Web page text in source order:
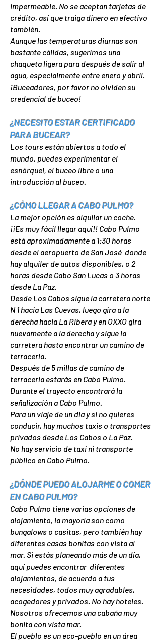
impermeable. No se aceptan tarjetas de
crédito, así que traiga dinero en efectivo
también.
Aunque las temperaturas diurnas son
bastante cálidas, sugerimos una
chaqueta ligera para después de salir al
agua, especialmente entre enero y abril.
¡Buceadores, por favor no olviden su
credencial de buceo!
¿NECESITO ESTAR CERTIFICADO
PARA BUCEAR?
Los tours están abiertos a todo el
mundo, puedes experimentar el
esnórquel, el buceo libre o una
introducción al buceo.
¿CÓMO LLEGAR A CABO PULMO?
La mejor opción es alquilar un coche.
¡¡Es muy fácil llegar aquí!! Cabo Pulmo
está aproximadamente a 1:30 horas
desde el aeropuerto de San José donde
hay alquiler de autos disponibles, o 2
horas desde Cabo San Lucas o 3 horas
desde La Paz.
Desde Los Cabos sigue la carretera norte
N 1 hacia Las Cuevas, luego gira a la
derecha hacia La Ribera y en OXXO gira
nuevamente a la derecha y sigue la
carretera hasta encontrar un camino de
terracería.
Después de 5 millas de camino de
terracería estarás en Cabo Pulmo.
Durante el trayecto encontrará la
señalización a Cabo Pulmo.
Para un viaje de un día y si no quieres
conducir, hay muchos taxis o transportes
privados desde Los Cabos o La Paz.
No hay servicio de taxi ni transporte
público en Cabo Pulmo.
¿DÓNDE PUEDO ALOJARME O COMER
EN CABO PULMO?
Cabo Pulmo tiene varias opciones de
alojamiento, la mayoría son como
bungalows o casitas, pero también hay
diferentes casas bonitas con vista al
mar. Si estás planeando más de un día,
aquí puedes encontrar diferentes
alojamientos, de acuerdo a tus
necesidades, todos muy agradables,
acogedores y privados. No hay hoteles.
Nosotros ofrecemos una cabaña muy
bonita con vista mar.
El pueblo es un eco-pueblo en un área